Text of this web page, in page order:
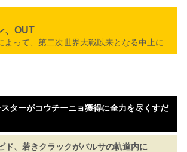
、OUT
よって、第二次世界大戦以来となる中止に
ターがコウチーニョ獲得に全力を尽くすだ
ド、若きクラックがバルサの軌道内に